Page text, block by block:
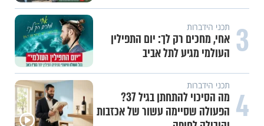
3 עשייה והעצמה נשית
משיבת נפש: הגבול הדק שבין חוסר
טקט לפגיעה בזולת
4 תכני ערוץ הידברות
חלום אדיר: חלמתי על בית המקדש